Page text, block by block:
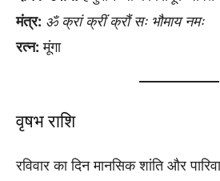
मंत्र: ॐ क्रां क्रीं क्रौं सः भौमाय नमः
रत्न: मूंगा
वृषभ राशि
रविवार का दिन मानसिक शांति और